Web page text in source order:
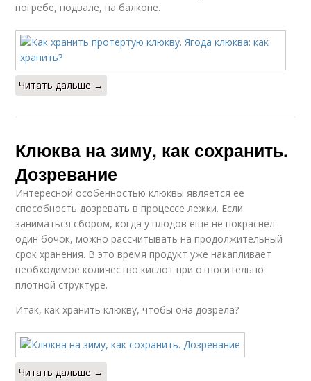
погребе, подвале, на балконе.
Читать дальше →
Клюква на зиму, как сохранить.
Дозревание
Интересной особенностью клюквы является ее
способность дозревать в процессе лежки. Если
заниматься сбором, когда у плодов еще не покраснел
один бочок, можно рассчитывать на продолжительный
срок хранения. В это время продукт уже накапливает
необходимое количество кислот при относительно
плотной структуре.
Итак, как хранить клюкву, чтобы она дозрела?
Читать дальше →